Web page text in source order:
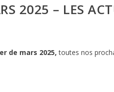
2025 – LES
de mars 2025, toutes nos